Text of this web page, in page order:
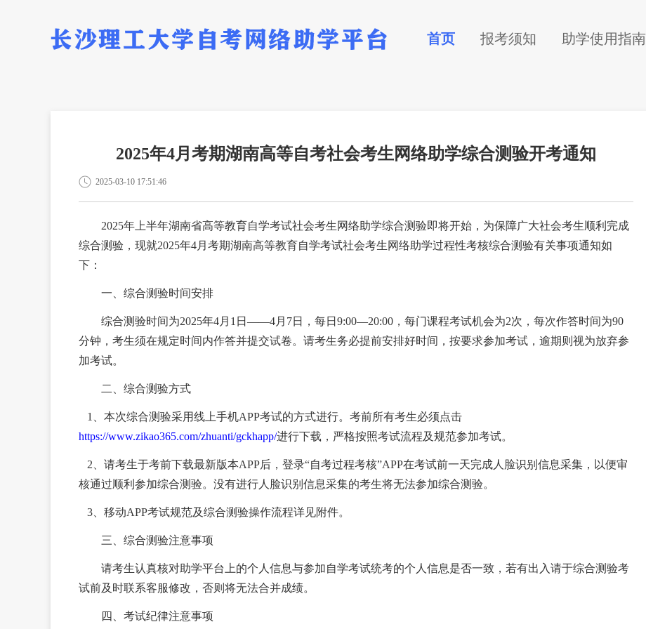
首页 报考须知 助学使用指南
2025年4月考期湖南高等自考社会考生网络助学综合测验开考通知
2025-03-10 17:51:46
2025年上半年湖南省高等教育自学考试社会考生网络助学综合测验即将开始，为保障广大社会考生顺利完成
综合测验，现就2025年4月考期湖南高等教育自学考试社会考生网络助学过程性考核综合测验有关事项通知如
下：
一、综合测验时间安排
综合测验时间为2025年4月1日——4月7日，每日9:00—20:00，每门课程考试机会为2次，每次作答时间为90
分钟，考生须在规定时间内作答并提交试卷。请考生务必提前安排好时间，按要求参加考试，逾期则视为放弃参
加考试。
二、综合测验方式
1、本次综合测验采用线上手机APP考试的方式进行。考前所有考生必须点击
https://www.zikao365.com/zhuanti/gckhapp/进行下载，严格按照考试流程及规范参加考试。
2、请考生于考前下载最新版本APP后，登录“自考过程考核”APP在考试前一天完成人脸识别信息采集，以便审
核通过顺利参加综合测验。没有进行人脸识别信息采集的考生将无法参加综合测验。
3、移动APP考试规范及综合测验操作流程详见附件。
三、综合测验注意事项
请考生认真核对助学平台上的个人信息与参加自学考试统考的个人信息是否一致，若有出入请于综合测验考
试前及时联系客服修改，否则将无法合并成绩。
四、考试纪律注意事项